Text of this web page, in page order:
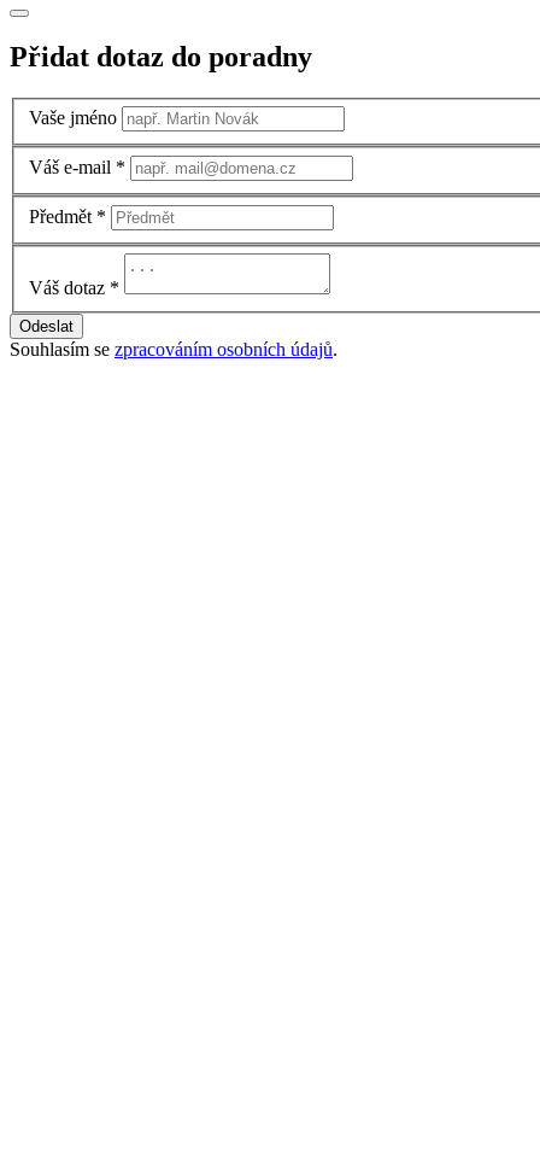
Přidat dotaz do poradny
Vaše jméno
Váš e-mail *
Předmět *
Váš dotaz *
Odeslat
Souhlasím se zpracováním osobních údajů.